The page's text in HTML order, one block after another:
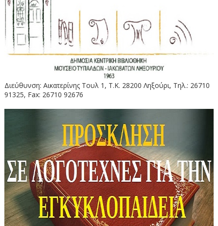
Διεύθυνση: Αικατερίνης Τουλ 1, Τ.Κ. 28200 Ληξούρι, Τηλ.: 26710
91325, Fax: 26710 92676